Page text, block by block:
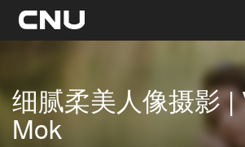
细腻柔美人像摄影 |
Mok